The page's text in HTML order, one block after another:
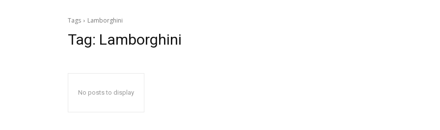
Tags Lamborghini
Tag: Lamborghini
No posts to display